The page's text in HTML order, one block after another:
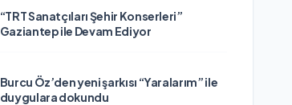
“TRT Sanatçıları Şehir Konserleri”
Gaziantep ile Devam Ediyor
Burcu Öz’den yeni şarkısı “Yaralarım” ile
duygulara dokundu